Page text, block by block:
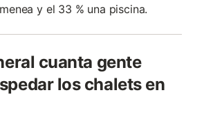
y el 33 % una piscina.
cuanta gente
los chalets en